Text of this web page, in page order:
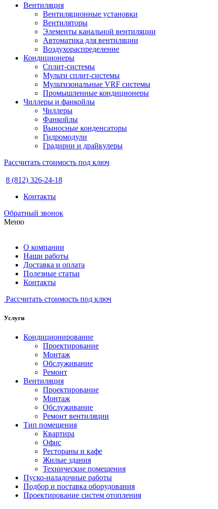
Вентиляция
Вентиляционные установки
Вентиляторы
Элементы канальной вентиляции
Автоматика для вентиляции
Воздухораспределение
Кондиционеры
Сплит-системы
Мульти сплит-системы
Мультизональные VRF системы
Промышленные кондиционеры
Чиллеры и фанкойлы
Чиллеры
Фанкойлы
Выносные конденсаторы
Гидромодули
Градирни и драйкулеры
Рассчитать стоимость под ключ
8 (812) 326-24-18
Контакты
Обратный звонок
Меню
О компании
Наши работы
Доставка и оплата
Полезные статьи
Контакты
Рассчитать стоимость под ключ
Услуги
Кондиционирование
Проектирование
Монтаж
Обслуживание
Ремонт
Вентиляция
Проектирование
Монтаж
Обслуживание
Ремонт вентиляции
Тип помещения
Квартира
Офис
Рестораны и кафе
Жилые здания
Технические помещения
Пуско-наладочные работы
Подбор и поставка оборудования
Проектирование систем отопления